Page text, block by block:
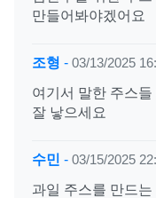
만들어봐야겠어요
조형 - 03/13/2025
여기서 말한 주스
잘 낳으세요
수민 - 03/15/2025
과일 주스를 만드